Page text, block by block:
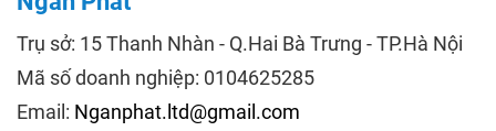
Trụ sở: 15 Thanh Nhàn - Q.Hai Bà Trưng - TP.Hà Nội
Mã số doanh nghiệp: 0104625285
Email: Nganphat.ltd@gmail.com